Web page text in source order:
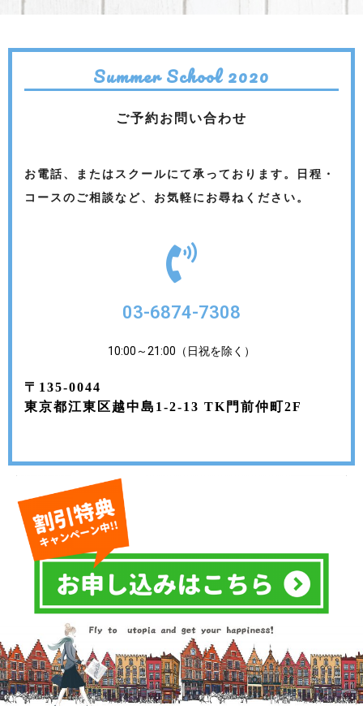
Summer School 2020
ご予約お問い合わせ
お電話、またはスクールにて承っております。日程・
コースのご相談など、お気軽にお尋ねください。
03-6874-7308
10:00～21:00（日祝を除く）
〒135-0044
東京都江東区越中島1-2-13 TK門前仲町2F